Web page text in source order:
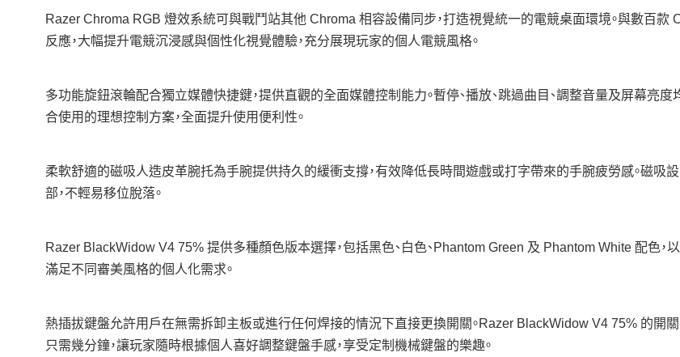
Razer Chroma RGB 燈效系統可與戰鬥站其他 Chroma 相容設備同步，打造視覺統一的電競桌面環境。與數百
反應，大幅提升電競沉浸感與個性化視覺體驗，充分展現玩家的個人電競風格。
多功能旋鈕滾輪配合獨立媒體快捷鍵，提供直觀的全面媒體控制能力。暫停、播放、跳過曲目、調整音量及屏幕亮
合使用的理想控制方案，全面提升使用便利性。
柔軟舒適的磁吸人造皮革腕托為手腕提供持久的緩衝支撐，有效降低長時間遊戲或打字帶來的手腕疲勞感。磁吸
部，不輕易移位脫落。
Razer BlackWidow V4 75% 提供多種顏色版本選擇，包括黑色、白色、Phantom Green 及 Phantom White 配色
滿足不同審美風格的個人化需求。
熱插拔鍵盤允許用戶在無需拆卸主板或進行任何焊接的情況下直接更換開關。Razer BlackWidow V4 75% 的開
只需幾分鐘，讓玩家隨時根據個人喜好調整鍵盤手感，享受定制機械鍵盤的樂趣。